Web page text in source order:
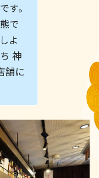
す。
で
よ
神
舗に